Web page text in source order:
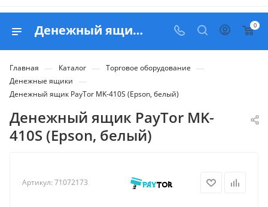
Денежный ящик PayTor MK-410S (Epson, белый) - купить в Белапекс 0
Главная — Каталог — Торговое оборудование —
Денежные ящики —
Денежный ящик PayTor MK-410S (Epson, белый)
Денежный ящик PayTor MK-
410S (Epson, белый)
Артикул: 71072173